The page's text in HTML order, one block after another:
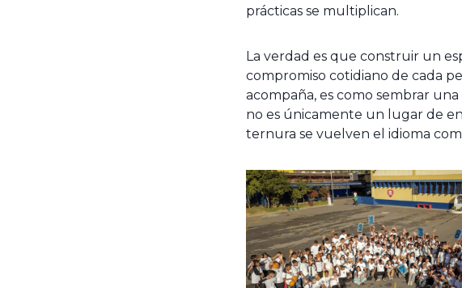
prácticas se multiplican.
La verdad es que construir un
compromiso cotidiano de cada
acompaña, es como sembrar
no es únicamente un lugar de
ternura se vuelven el idioma